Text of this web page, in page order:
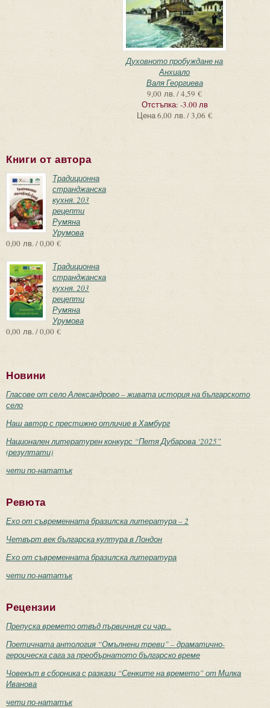
Духовното пробуждане на
Анхиало
Валя Георгиева
9,00 лв. / 4,59 €
Отстъпка: -3.00 лв
Цена6,00 лв. / 3,06 €
Книги от автора
Традиционна
странджанска
кухня. 203
рецепти
Румяна
Урумова
0,00 лв. / 0,00 €
Традиционна
странджанска
кухня. 203
рецепти
Румяна
Урумова
0,00 лв. / 0,00 €
Новини
Гласове от село Александрово – живата история на българското
село
Наш автор с престижно отличие в Хамбург
Национален литературен конкурс “Петя Дубарова ‘2025”
(резултати)
чети по-нататък
Ревюта
Ехо от съвременната бразилска литература – 2
Четвърт век българска култура в Лондон
Ехо от съвременната бразилска литература
чети по-нататък
Рецензии
Препуска времето отвъд първичния си чар...
Поетичната антология “Омълнени треви” – драматично-
героическа сага за преобърнатото българско време
Човекът в сборника с разкази “Сенките на времето” от Милка
Иванова
чети по-нататък